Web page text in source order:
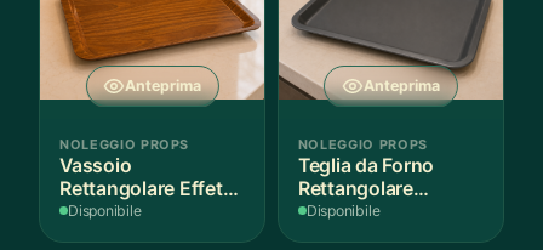
Anteprima
NOLEGGIO PROPS
Vassoio
Rettangolare Effetto
Legno
Disponibile
Anteprima
NOLEGGIO PROPS
Teglia da Forno
Rettangolare
Antiaderente
Disponibile